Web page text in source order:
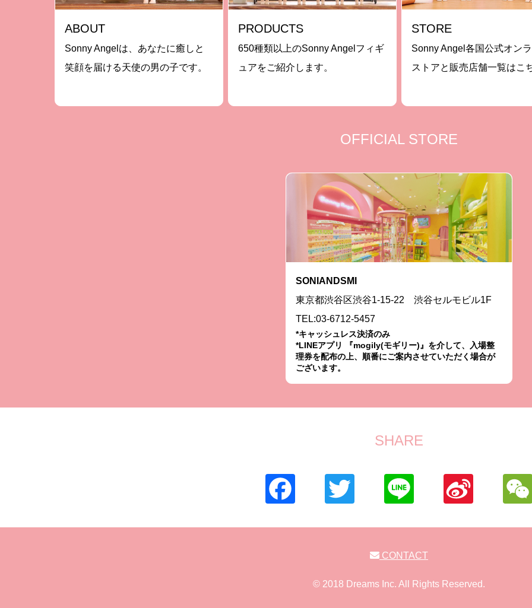
ABOUT
Sonny Angelは、あなたに癒しと
笑顔を届ける天使の男の子です。
PRODUCTS
650種類以上のSonny Angelフィギ
ュアをご紹介します。
STORE
Sonny Angel各国公式オン
ストアと販売店舗一覧はこ
OFFICIAL STORE
SONIANDSMI
東京都渋谷区渋谷1-15-22 渋谷セルモビル1F
TEL:03-6712-5457
*キャッシュレス決済のみ
*LINEアプリ 『mogily(モギリー)』を介して、入場整
理券を配布の上、順番にご案内させていただく場合が
ございます。
SHARE
CONTACT
© 2018 Dreams Inc. All Rights Reserved.